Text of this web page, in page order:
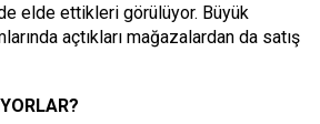
elde ettikleri görülüyor. Büyük
açtıkları mağazalardan da satış